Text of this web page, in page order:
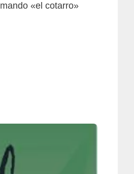
«el cotarro»